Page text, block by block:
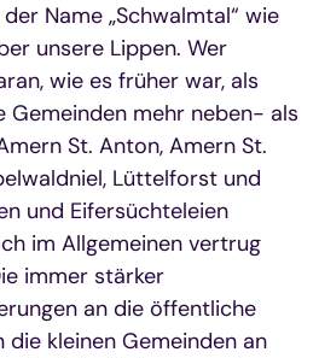
Name „Schwalmtal“ wie
unsere Lippen. Wer
wie es früher war, als
Gemeinden mehr neben- als
St. Anton, Amern St.
Lüttelforst und
und Eifersüchteleien
im Allgemeinen vertrug
immer stärker
an die öffentliche
kleinen Gemeinden an